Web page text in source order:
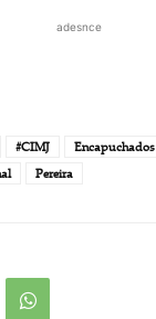
adesnce
#CIMJ Encapuchados
Pereira